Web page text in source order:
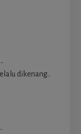
dikenang..